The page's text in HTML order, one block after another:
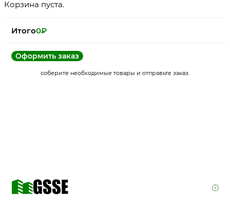
Корзина пуста.
Итого0₽
Оформить заказ
соберите необходимые товары и отправьте заказ.